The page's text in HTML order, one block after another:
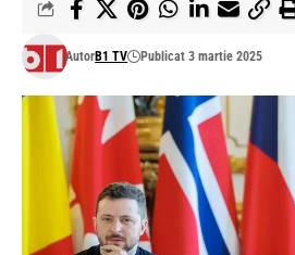
AutorB1 TV Publicat 3 martie 2025